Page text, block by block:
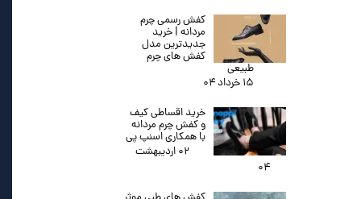
کفش رسمی چرم
مردانه | خرید
جدیدترین مدل
کفش های چرم
طبیعی
۱۵ خرداد ۰۴
خرید اقساطی کیف
و کفش چرم مردانه
با همکاری اسنپ پی
۰۲ اردیبهشت
۰۴